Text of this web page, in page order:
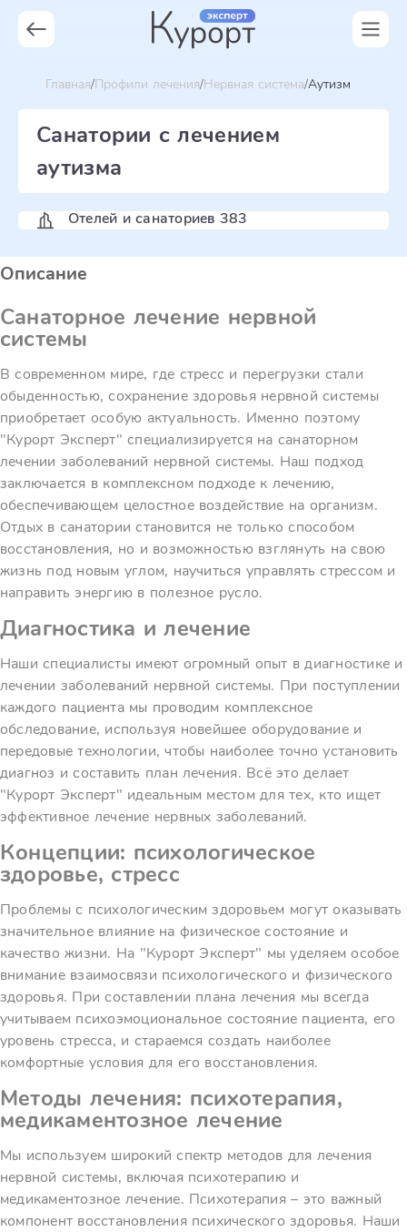
Главная Профили лечения Нервная система Аутизм
Санатории с лечением
аутизма
Отелей и санаториев 383
Описание
Санаторное лечение нервной
системы
В современном мире, где стресс и перегрузки стали
обыденностью, сохранение здоровья нервной системы
приобретает особую актуальность. Именно поэтому
"Курорт Эксперт" специализируется на санаторном
лечении заболеваний нервной системы. Наш подход
заключается в комплексном подходе к лечению,
обеспечивающем целостное воздействие на организм.
Отдых в санатории становится не только способом
восстановления, но и возможностью взглянуть на свою
жизнь под новым углом, научиться управлять стрессом и
направить энергию в полезное русло.
Диагностика и лечение
Наши специалисты имеют огромный опыт в диагностике и
лечении заболеваний нервной системы. При поступлении
каждого пациента мы проводим комплексное
обследование, используя новейшее оборудование и
передовые технологии, чтобы наиболее точно установить
диагноз и составить план лечения. Всё это делает
"Курорт Эксперт" идеальным местом для тех, кто ищет
эффективное лечение нервных заболеваний.
Концепции: психологическое
здоровье, стресс
Проблемы с психологическим здоровьем могут оказывать
значительное влияние на физическое состояние и
качество жизни. На "Курорт Эксперт" мы уделяем особое
внимание взаимосвязи психологического и физического
здоровья. При составлении плана лечения мы всегда
учитываем психоэмоциональное состояние пациента, его
уровень стресса, и стараемся создать наиболее
комфортные условия для его восстановления.
Методы лечения: психотерапия,
медикаментозное лечение
Мы используем широкий спектр методов для лечения
нервной системы, включая психотерапию и
медикаментозное лечение. Психотерапия – это важный
компонент восстановления психического здоровья. Наши